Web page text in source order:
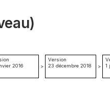
2016
>
Version
23 décembre 2018
>
1